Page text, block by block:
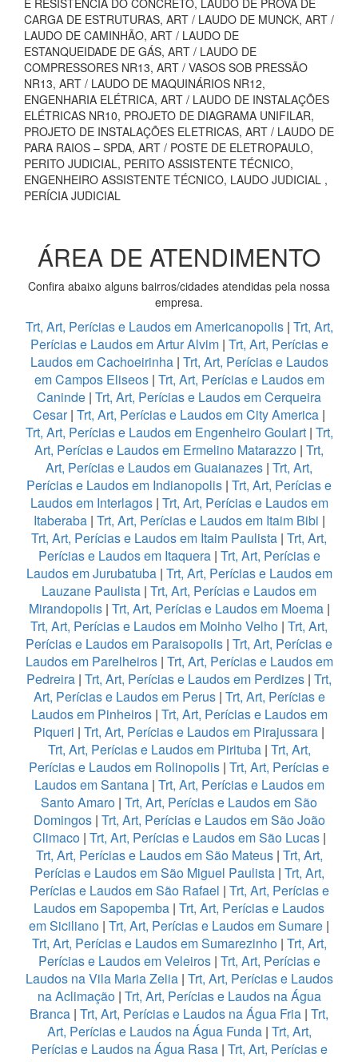
E RESISTÊNCIA DO CONCRETO, LAUDO DE PROVA DE
CARGA DE ESTRUTURAS, ART / LAUDO DE MUNCK, ART /
LAUDO DE CAMINHÃO, ART / LAUDO DE
ESTANQUEIDADE DE GÁS, ART / LAUDO DE
COMPRESSORES NR13, ART / VASOS SOB PRESSÃO
NR13, ART / LAUDO DE MAQUINÁRIOS NR12,
ENGENHARIA ELÉTRICA, ART / LAUDO DE INSTALAÇÕES
ELÉTRICAS NR10, PROJETO DE DIAGRAMA UNIFILAR,
PROJETO DE INSTALAÇÕES ELETRICAS, ART / LAUDO DE
PARA RAIOS – SPDA, ART / POSTE DE ELETROPAULO,
PERITO JUDICIAL, PERITO ASSISTENTE TÉCNICO,
ENGENHEIRO ASSISTENTE TÉCNICO, LAUDO JUDICIAL ,
PERÍCIA JUDICIAL
ÁREA DE ATENDIMENTO
Confira abaixo alguns bairros/cidades atendidas pela nossa
empresa.
Trt, Art, Perícias e Laudos em Americanopolis | Trt, Art,
Perícias e Laudos em Artur Alvim | Trt, Art, Perícias e
Laudos em Cachoeirinha| Trt, Art, Perícias e Laudos
em Campos Eliseos | Trt, Art, Perícias e Laudos em
Caninde | Trt, Art, Perícias e Laudos em Cerqueira
Cesar| Trt, Art, Perícias e Laudos em City America |
Trt, Art, Perícias e Laudos em Engenheiro Goulart | Trt,
Art, Perícias e Laudos em Ermelino Matarazzo | Trt,
Art, Perícias e Laudos em Guaianazes | Trt, Art,
Perícias e Laudos em Indianopolis | Trt, Art, Perícias e
Laudos em Interlagos| Trt, Art, Perícias e Laudos em
Itaberaba| Trt, Art, Perícias e Laudos em Itaim Bibi |
Trt, Art, Perícias e Laudos em Itaim Paulista | Trt, Art,
Perícias e Laudos em Itaquera| Trt, Art, Perícias e
Laudos em Jurubatuba| Trt, Art, Perícias e Laudos em
Lauzane Paulista | Trt, Art, Perícias e Laudos em
Mirandopolis| Trt, Art, Perícias e Laudos em Moema|
Trt, Art, Perícias e Laudos em Moinho Velho | Trt, Art,
Perícias e Laudos em Paraisopolis | Trt, Art, Perícias e
Laudos em Parelheiros| Trt, Art, Perícias e Laudos em
Pedreira | Trt, Art, Perícias e Laudos em Perdizes | Trt,
Art, Perícias e Laudos em Perus| Trt, Art, Perícias e
Laudos em Pinheiros| Trt, Art, Perícias e Laudos em
Piqueri | Trt, Art, Perícias e Laudos em Pirajussara |
Trt, Art, Perícias e Laudos em Pirituba| Trt, Art,
Perícias e Laudos em Rolinopolis | Trt, Art, Perícias e
Laudos em Santana| Trt, Art, Perícias e Laudos em
Santo Amaro | Trt, Art, Perícias e Laudos em São
Domingos| Trt, Art, Perícias e Laudos em São João
Climaco| Trt, Art, Perícias e Laudos em São Lucas|
Trt, Art, Perícias e Laudos em São Mateus | Trt, Art,
Perícias e Laudos em São Miguel Paulista| Trt, Art,
Perícias e Laudos em São Rafael | Trt, Art, Perícias e
Laudos em Sapopemba | Trt, Art, Perícias e Laudos
em Siciliano | Trt, Art, Perícias e Laudos em Sumare |
Trt, Art, Perícias e Laudos em Sumarezinho| Trt, Art,
Perícias e Laudos em Veleiros| Trt, Art, Perícias e
Laudos na Vila Maria Zelia| Trt, Art, Perícias e Laudos
na Aclimação| Trt, Art, Perícias e Laudos na Água
Branca | Trt, Art, Perícias e Laudos na Água Fria | Trt,
Art, Perícias e Laudos na Água Funda| Trt, Art,
Perícias e Laudos na Água Rasa | Trt, Art, Perícias e